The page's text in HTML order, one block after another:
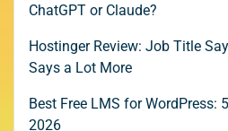
ChatGPT or Claude?
Hostinger Review: Job Title
Says a Lot More
Best Free LMS for WordPress:
2026